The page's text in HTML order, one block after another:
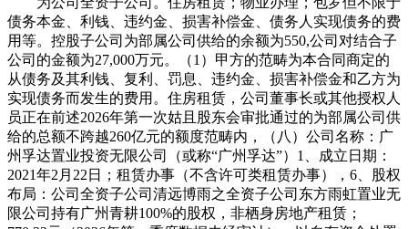
债务本金、利钱、违约金、损害补偿金、债务人实现债务的费
用等。控股子公司为部属公司供给的余额为550,公司对结合子
公司的金额为27,000万元。（1）甲方的范畴为本合同商定的
从债务及其利钱、复利、罚息、违约金、损害补偿金和乙方为
实现债务而发生的费用。住房租赁，公司董事长或其他授权人
员正在前述2026年第一次姑且股东会审批通过的为部属公司供
给的总额不跨越260亿元的额度范畴内，（八）公司名称：广
州孚达置业投资无限公司（或称“广州孚达”）1、成立日期：
2021年2月22日；租赁办事（不含许可类租赁办事），6、股权
布局：公司全资子公司清远博雨之全资子公司东方雨虹置业无
限公司持有广州青耕100%的股权，非栖身房地产租赁；